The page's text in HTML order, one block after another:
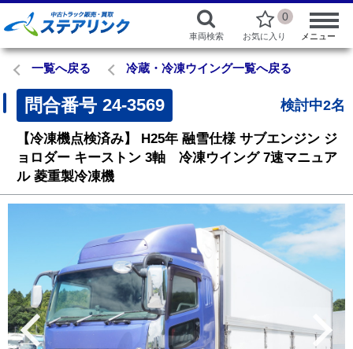
車両検索
0
お気に入り メニュー
一覧へ戻る 冷蔵・冷凍ウイング一覧へ戻る
問合番号 24-3569 検討中2名
【冷凍機点検済み】 H25年 融雪仕様 サブエンジン ジ
ョロダー キーストン 3軸 冷凍ウイング 7速マニュア
ル 菱重製冷凍機